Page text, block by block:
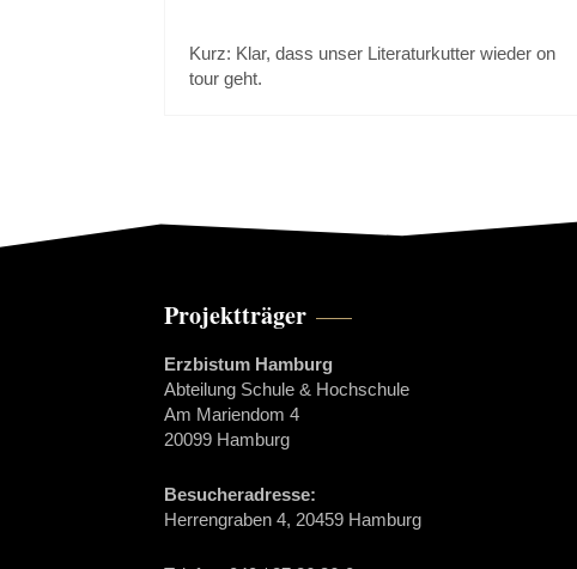
Kurz: Klar, dass unser Literaturkutter wieder on
tour geht.
Projektträger
Erzbistum Hamburg
Abteilung Schule & Hochschule
Am Mariendom 4
20099 Hamburg
Besucheradresse:
Herrengraben 4, 20459 Hamburg